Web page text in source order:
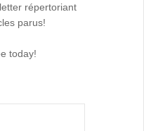
répertoriant
parus!
today!